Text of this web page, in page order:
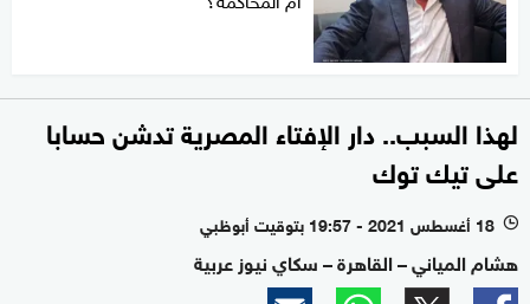
لهذا السبب.. دار الإفتاء المصرية تدشن حسابا
على تيك توك
l 18 أغسطس 2021 - 19:57 بتوقيت أبوظبي
هشام المياني – القاهرة – سكاي نيوز عربية